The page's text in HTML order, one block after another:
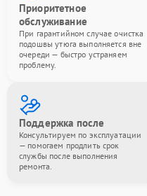
Приоритетное
обслуживание
При гарантийном случае очистка
подошвы утюга выполняется вне
очереди — быстро устраняем
проблему.
Поддержка после
Консультируем по эксплуатации
— помогаем продлить срок
службы после выполнения
ремонта.